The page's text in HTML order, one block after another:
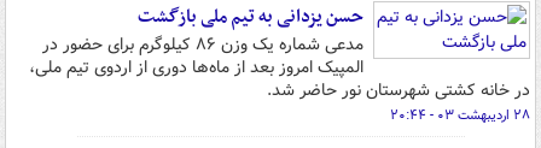
حسن یزدانی به تیم ملی بازگشت
مدعی شماره یک وزن ۸۶ کیلوگرم برای حضور در
المپیک امروز بعد از ماه‌ها دوری از اردوی تیم ملی،
در خانه کشتی شهرستان نور حاضر شد.
۲۸ اردیبهشت ۰۳ - ۲۰:۴۴